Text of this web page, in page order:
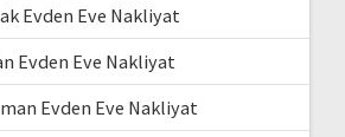
Evden Eve Nakliyat
Evden Eve Nakliyat
Evden Eve Nakliyat